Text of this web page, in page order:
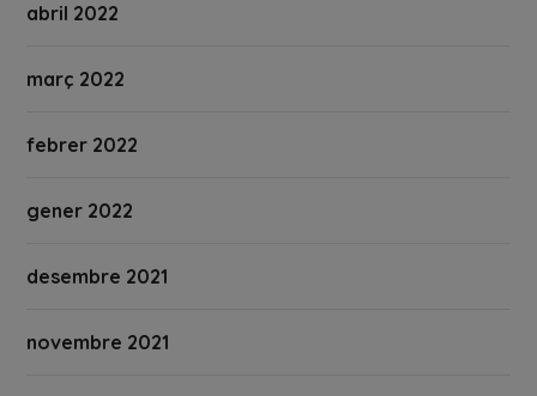
abril 2022
març 2022
febrer 2022
gener 2022
desembre 2021
novembre 2021